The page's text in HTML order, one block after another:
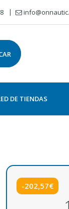
DE TIENDAS
-202,57€